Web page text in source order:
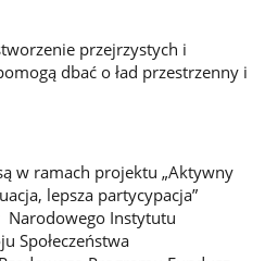
przejrzystych i
dbać o ład przestrzenny i
w ramach projektu „Aktywny
lepsza partycypacja”
Narodowego Instytutu
Społeczeństwa